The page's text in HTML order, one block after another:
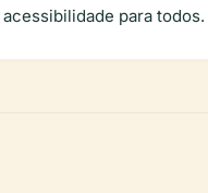
para todos.